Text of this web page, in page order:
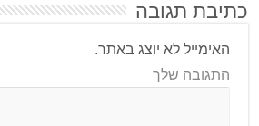
כתיבת תגובה
האימייל לא יוצג באתר.
התגובה שלך